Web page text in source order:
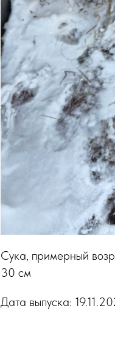
Сука, примерный
30 см
Дата выпуска: